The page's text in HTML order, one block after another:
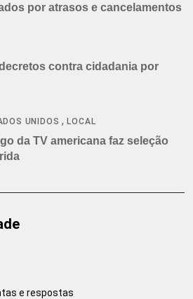
por atrasos e cancelamentos
contra cidadania por
UNIDOS ,LOCAL
da TV americana faz seleção
e respostas